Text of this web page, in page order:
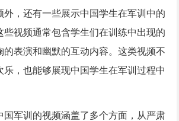
外，还有一些展示中国学生在军训中的
些视频通常包含学生们在训练中出现的
的表演和幽默的互动内容。这类视频不
乐，也能够展现中国学生在军训过程中
国军训的视频涵盖了多个方面，从严肃